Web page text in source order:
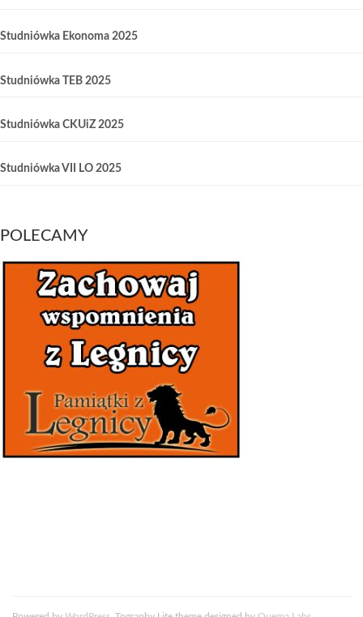
Studniówka Ekonoma 2025
Studniówka TEB 2025
Studniówka CKUiZ 2025
Studniówka VII LO 2025
POLECAMY